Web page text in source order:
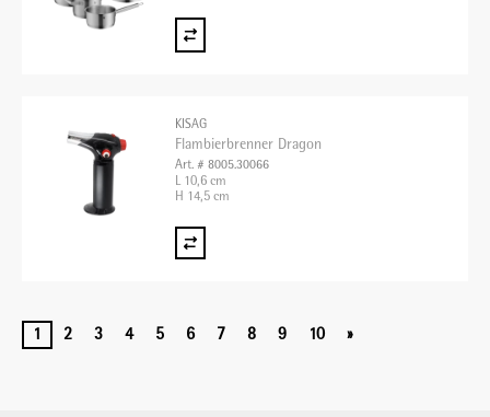
KISAG
Flambierbrenner Dragon
Art. # 8005.30066
L 10,6 cm
H 14,5 cm
1 2 3 4 5 6 7 8 9 10 »